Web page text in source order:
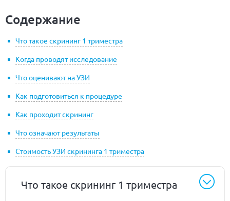
Содержание
Что такое скрининг 1 триместра
Когда проводят исследование
Что оценивают на УЗИ
Как подготовиться к процедуре
Как проходит скрининг
Что означают результаты
Стоимость УЗИ скрининга 1 триместра
Что такое скрининг 1 триместра